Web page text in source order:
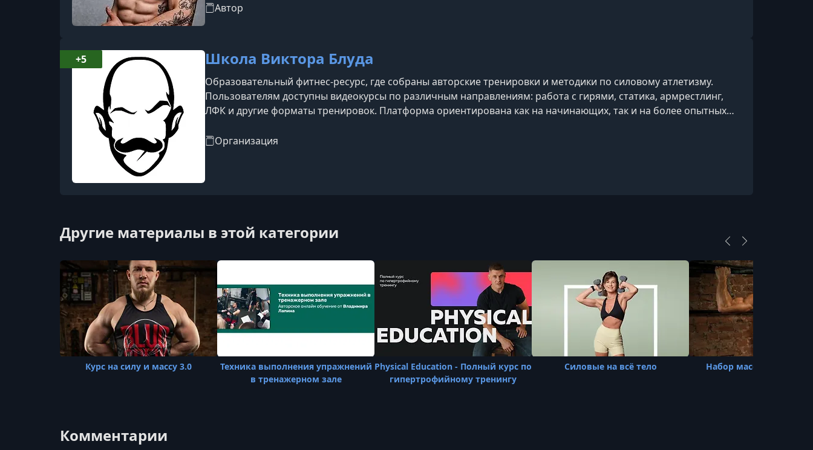
Автор
Школа Виктора Блуда
Образовательный фитнес-ресурс, где собраны авторские тренировки и методики по силовому атлетизму.
Пользователям доступны видеокурсы по различным направлениям: работа с гирями, статика, армрестлинг,
ЛФК и другие форматы тренировок. Платформа ориентирована как на начинающих, так и на более опытных
проходит через личный кабинет после покупки курса, где отк
Организация
+5
Другие материалы в этой категории
Курс на силу и массу 3.0
Техника выполнения упражнений
в тренажерном зале
Physical Education - Полный курс по
гипертрофийному тренингу
Силовые на всё тело Набор массы / Гога
Комментарии